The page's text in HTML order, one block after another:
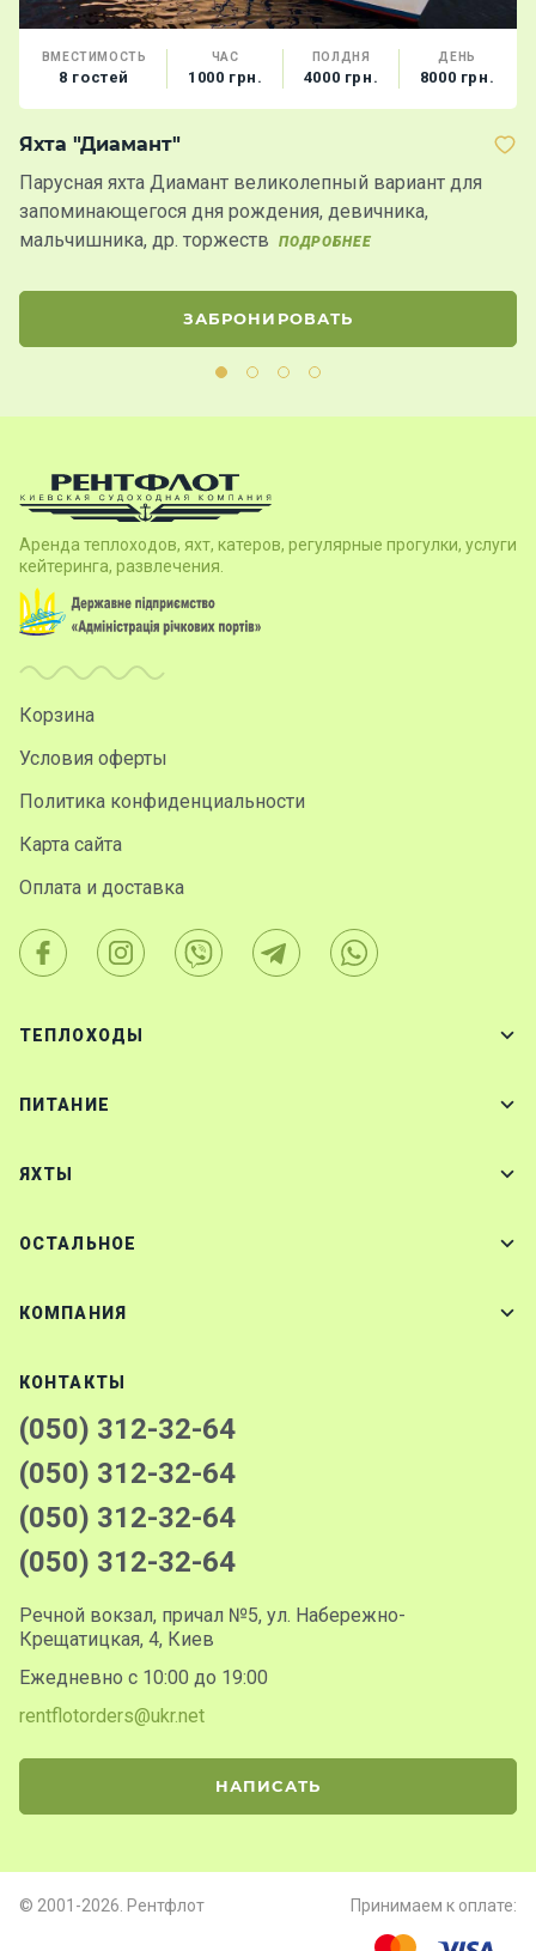
ВМЕСТИМОСТЬ
8 гостей
ЧАС
1000 грн.
ПОЛДНЯ
4000 грн.
ДЕНЬ
8000 грн.
Яхта "Диамант"
Парусная яхта Диамант великолепный вариант для
запоминающегося дня рождения, девичника,
мальчишника, др. торжеств
ПОДРОБНЕЕ
ЗАБРОНИРОВАТЬ
Аренда теплоходов, яхт, катеров, регулярные прогулки, услуги
кейтеринга, развлечения.
Корзина
Условия оферты
Политика конфиденциальности
Карта сайта
Оплата и доставка
ТЕПЛОХОДЫ
ПИТАНИЕ
ЯХТЫ
ОСТАЛЬНОЕ
КОМПАНИЯ
КОНТАКТЫ
(050) 312-32-64
(050) 312-32-64
(050) 312-32-64
(050) 312-32-64
Речной вокзал, причал №5, ул. Набережно-
Крещатицкая, 4, Киев
Ежедневно с 10:00 до 19:00
rentflotorders@ukr.net
НАПИСАТЬ
© 2001-2026. Рентфлот Принимаем к оплате: